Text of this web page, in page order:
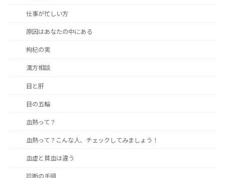
仕事が忙しい方
原因はあなたの中にある
枸杞の実
漢方相談
目と肝
目の五輪
血熱って？
血熱って？こんな人、チェックしてみましょう！
血虚と貧血は違う
診断の手順